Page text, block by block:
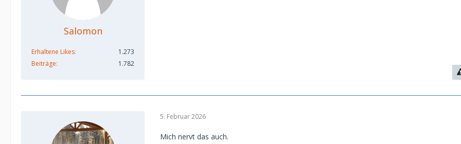
Salomon
Erhaltene Likes
1.273
Beiträge
1.782
5. Februar 2026
Mich nervt das auch.